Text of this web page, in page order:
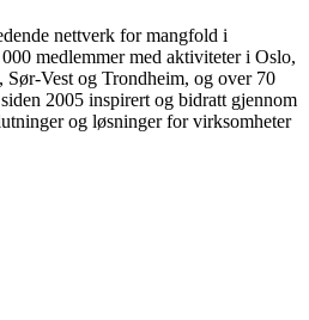
nettverk for mangfold i
medlemmer med aktiviteter i Oslo,
Sør-Vest og Trondheim, og over 70
2005 inspirert og bidratt gjennom
og løsninger for virksomheter